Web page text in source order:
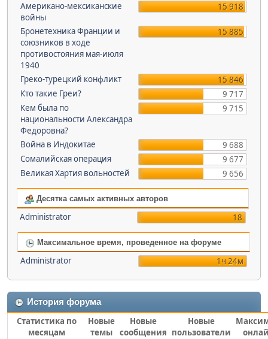
Американо-мексиканские
войны
15 918
Бронетехника Франции и
союзников в ходе
противостояния мая-июля
1940
15 885
Греко-турецкий конфликт
15 846
Кто такие Греи?
9 717
Кем была по
национальности Александра
Федоровна?
9 715
Война в Индокитае
9 688
Сомалийская операция
9 677
Великая Хартия вольностей
9 656
Десятка самых активных авторов
Administrator 18
Максимальное время, проведенное на форуме
Administrator 1ч 24м
История форума
Статистика по
месяцам
Новые
темы
Новые
сообщения
Новые
пользователи